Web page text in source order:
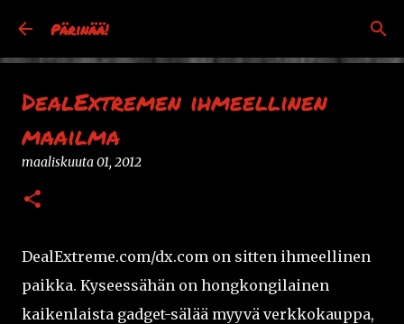
Pärinää!
DealExtremen ihmeellinen
maailma
maaliskuuta 01, 2012
DealExtreme.com/dx.com on sitten ihmeellinen
paikka. Kyseessähän on hongkongilainen
kaikenlaista gadget-sälää myyvä verkkokauppa,